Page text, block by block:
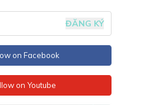
ĐĂNG KÝ
on Facebook
on Youtube